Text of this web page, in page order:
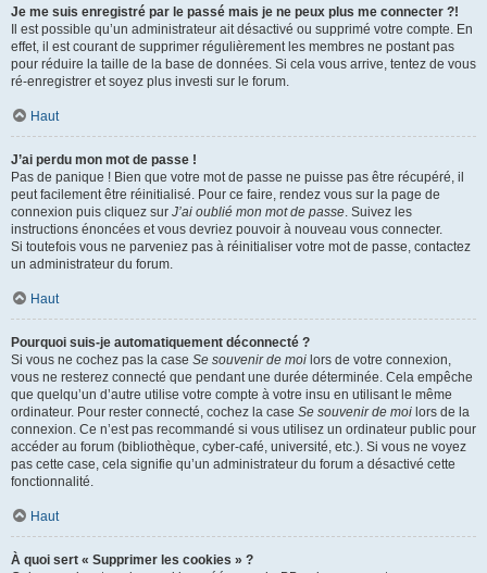
Je me suis enregistré par le passé mais je ne peux plus me connecter ?!
Il est possible qu’un administrateur ait désactivé ou supprimé votre compte. En
effet, il est courant de supprimer régulièrement les membres ne postant pas
pour réduire la taille de la base de données. Si cela vous arrive, tentez de vous
ré-enregistrer et soyez plus investi sur le forum.
Haut
J’ai perdu mon mot de passe !
Pas de panique ! Bien que votre mot de passe ne puisse pas être récupéré, il
peut facilement être réinitialisé. Pour ce faire, rendez vous sur la page de
connexion puis cliquez sur J’ai oublié mon mot de passe. Suivez les
instructions énoncées et vous devriez pouvoir à nouveau vous connecter.
Si toutefois vous ne parveniez pas à réinitialiser votre mot de passe, contactez
un administrateur du forum.
Haut
Pourquoi suis-je automatiquement déconnecté ?
Si vous ne cochez pas la case Se souvenir de moi lors de votre connexion,
vous ne resterez connecté que pendant une durée déterminée. Cela empêche
que quelqu’un d’autre utilise votre compte à votre insu en utilisant le même
ordinateur. Pour rester connecté, cochez la case Se souvenir de moi lors de la
connexion. Ce n’est pas recommandé si vous utilisez un ordinateur public pour
accéder au forum (bibliothèque, cyber-café, université, etc.). Si vous ne voyez
pas cette case, cela signifie qu’un administrateur du forum a désactivé cette
fonctionnalité.
Haut
À quoi sert « Supprimer les cookies » ?